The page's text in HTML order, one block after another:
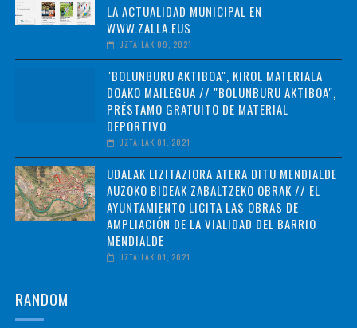
LA ACTUALIDAD MUNICIPAL EN
WWW.ZALLA.EUS
UZTAILAK 09, 2021
"BOLUNBURU AKTIBOA", KIROL MATERIALA
DOAKO MAILEGUA // "BOLUNBURU AKTIBOA",
PRÉSTAMO GRATUITO DE MATERIAL
DEPORTIVO
UZTAILAK 01, 2021
UDALAK LIZITAZIORA ATERA DITU MENDIALDE
AUZOKO BIDEAK ZABALTZEKO OBRAK // EL
AYUNTAMIENTO LICITA LAS OBRAS DE
AMPLIACIÓN DE LA VIALIDAD DEL BARRIO
MENDIALDE
UZTAILAK 01, 2021
RANDOM